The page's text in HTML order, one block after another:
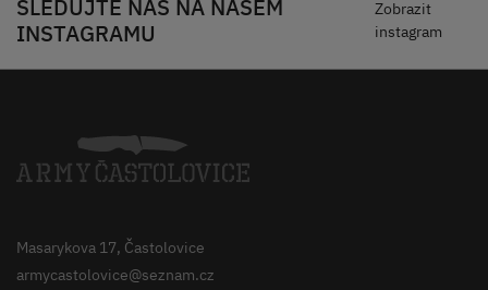
SLEDUJTE NÁS NA NAŠEM
INSTAGRAMU
Zobrazit
instagram
Masarykova 17, Častolovice
armycastolovice@seznam.cz